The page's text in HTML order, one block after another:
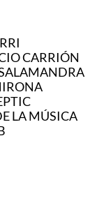
CARRIÓN
LA MÚSICA